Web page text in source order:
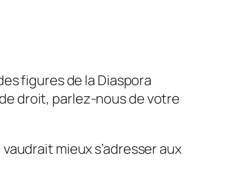
figures de la Diaspora
droit, parlez-nous de votre
mieux s’adresser aux